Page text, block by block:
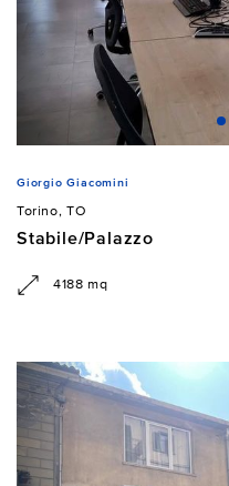
Giorgio Giacomini
Torino, TO
Stabile/Palazzo
4188 mq